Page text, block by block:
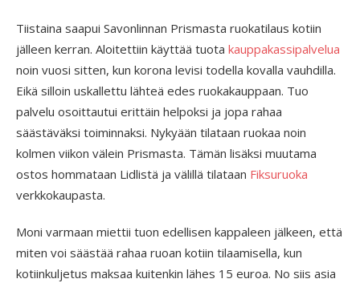
Tiistaina saapui Savonlinnan Prismasta ruokatilaus kotiin
jälleen kerran. Aloitettiin käyttää tuota kauppakassipalvelua
noin vuosi sitten, kun korona levisi todella kovalla vauhdilla.
Eikä silloin uskallettu lähteä edes ruokakauppaan. Tuo
palvelu osoittautui erittäin helpoksi ja jopa rahaa
säästäväksi toiminnaksi. Nykyään tilataan ruokaa noin
kolmen viikon välein Prismasta. Tämän lisäksi muutama
ostos hommataan Lidlistä ja välillä tilataan Fiksuruoka
verkkokaupasta.
Moni varmaan miettii tuon edellisen kappaleen jälkeen, että
miten voi säästää rahaa ruoan kotiin tilaamisella, kun
kotiinkuljetus maksaa kuitenkin lähes 15 euroa. No siis asia